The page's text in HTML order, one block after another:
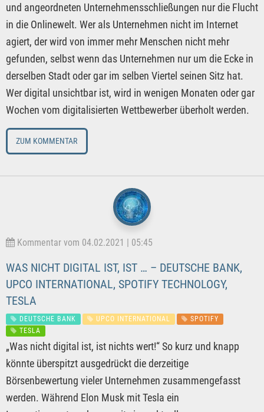
und angeordneten Unternehmensschließungen nur die Flucht
in die Onlinewelt. Wer als Unternehmen nicht im Internet
agiert, der wird von immer mehr Menschen nicht mehr
gefunden, selbst wenn das Unternehmen nur um die Ecke in
derselben Stadt oder gar im selben Viertel seinen Sitz hat.
Wer digital unsichtbar ist, wird in wenigen Monaten oder gar
Wochen vom digitalisierten Wettbewerber überholt werden.
ZUM KOMMENTAR
Kommentar vom 04.02.2021 | 05:45
WAS NICHT DIGITAL IST, IST … – DEUTSCHE BANK,
UPCO INTERNATIONAL, SPOTIFY TECHNOLOGY,
TESLA
DEUTSCHE BANK UPCO INTERNATIONAL
SPOTIFY
TESLA
„Was nicht digital ist, ist nichts wert!“ So kurz und knapp
könnte überspitzt ausgedrückt die derzeitige
Börsenbewertung vieler Unternehmen zusammengefasst
werden. Während Elon Musk mit Tesla ein